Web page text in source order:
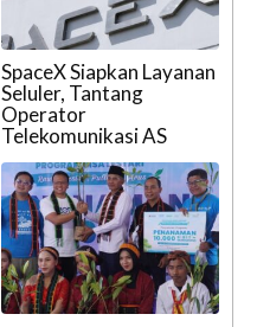
SpaceX Siapkan Layanan
Seluler, Tantang
Operator
Telekomunikasi AS